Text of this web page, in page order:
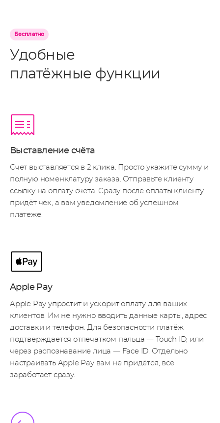
Бесплатно
Удобные
платёжные функции
Выставление счёта
Счет выставляется в 2 клика. Просто укажите сумму и
полную номенклатуру заказа. Отправьте клиенту
ссылку на оплату счета. Сразу после оплаты клиенту
придёт чек, а вам уведомление об успешном
платеже.
Apple Pay
Apple Pay упростит и ускорит оплату для ваших
клиентов. Им не нужно вводить данные карты, адрес
доставки и телефон. Для безопасности платёж
подтверждается отпечатком пальца — Touch ID, или
через распознавание лица — Face ID. Отдельно
настраивать Apple Pay вам не придётся, все
заработает сразу.